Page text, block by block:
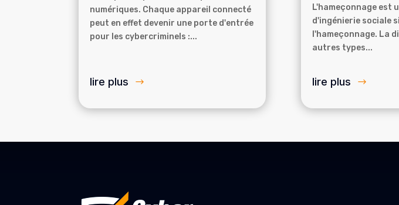
numériques. Chaque appareil connecté
peut en effet devenir une porte d'entrée
pour les cybercriminels :...
lire plus
L'hameçonnage est
d'ingénierie sociale
l'hameçonnage. La
autres types...
lire plus